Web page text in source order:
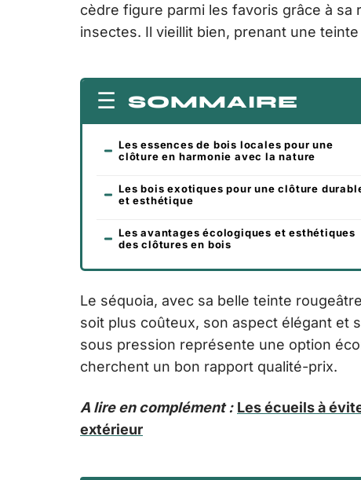
cèdre figure parmi les favoris grâce à
insectes. Il vieillit bien, prenant une
SOMMAIRE
Les essences de bois locales pour une
clôture en harmonie avec la nature
Les bois exotiques pour une clôture
et esthétique
Les avantages écologiques et esthétiques
des clôtures en bois
Le séquoia, avec sa belle teinte
soit plus coûteux, son aspect élégant et
sous pression représente une option
cherchent un bon rapport qualité-prix.
A lire en complément : Les écueils à
extérieur